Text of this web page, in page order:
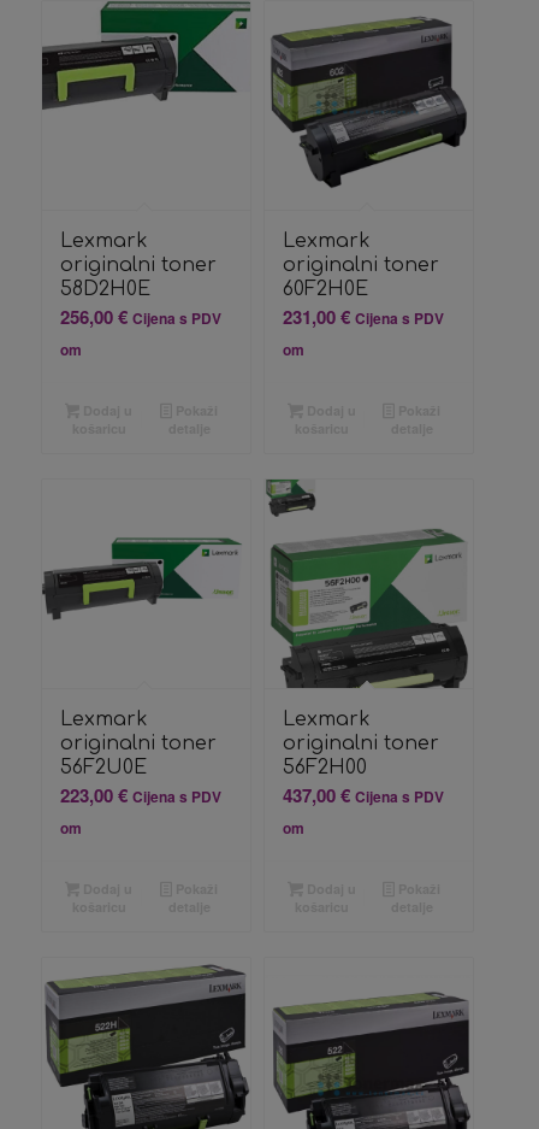
Lexmark
originalni toner
58D2H0E
256,00€ Cijena s PDV
om
Lexmark
originalni toner
60F2H0E
231,00€ Cijena s PDV
om
Lexmark
originalni toner
56F2U0E
223,00€ Cijena s PDV
om
Lexmark
originalni toner
56F2H00
437,00€ Cijena s PDV
om